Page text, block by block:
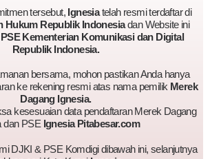
tersebut, Ignesiatelah resmi terdaftar di
Hukum Republik Indonesiadan Website ini
PSE Kementerian Komunikasi dan Digital
Republik Indonesia.
bersama, mohon pastikan Anda hanya
ke rekening resmi atas nama pemilik Merek
Dagang Ignesia.
kesesuaian data pendaftaran Merek Dagang
dan PSE Ignesia Pitabesar.com
DJKI & PSE Komdigi dibawah ini, selanjutnya